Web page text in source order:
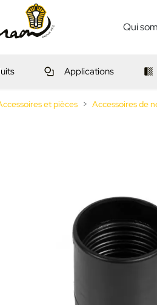
Qui
Applications
et pièces Accessoires de